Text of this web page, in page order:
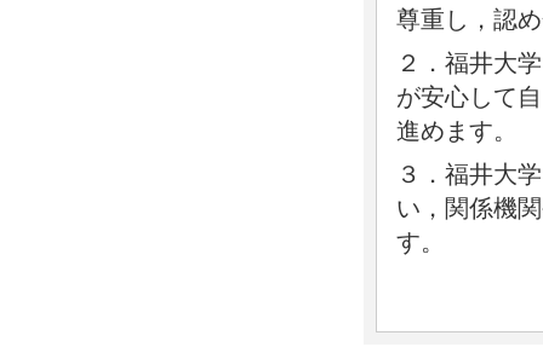
尊重し，認
２．福井大
が安心して
進めます。
３．福井大
い，関係機
す。